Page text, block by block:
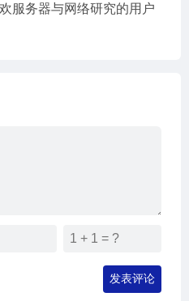
服务器与网络研究的用户
发表评论